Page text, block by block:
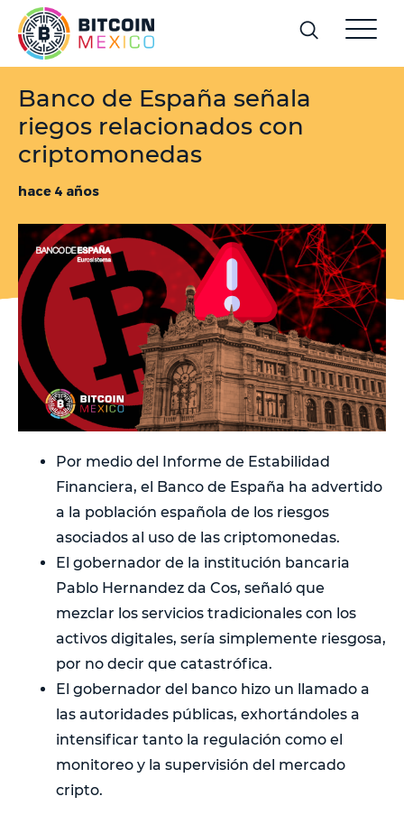
Banco de España señala
riegos relacionados con
criptomonedas
hace 4 años
Por medio del Informe de Estabilidad
Financiera, el Banco de España ha advertido
a la población española de los riesgos
asociados al uso de las criptomonedas.
El gobernador de la institución bancaria
Pablo Hernandez da Cos, señaló que
mezclar los servicios tradicionales con los
activos digitales, sería simplemente riesgosa,
por no decir que catastrófica.
El gobernador del banco hizo un llamado a
las autoridades públicas, exhortándoles a
intensificar tanto la regulación como el
monitoreo y la supervisión del mercado
cripto.